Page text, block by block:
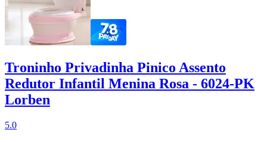
Troninho Privadinha Pinico Assento
Redutor Infantil Menina Rosa - 6024-PK
Lorben
5.0